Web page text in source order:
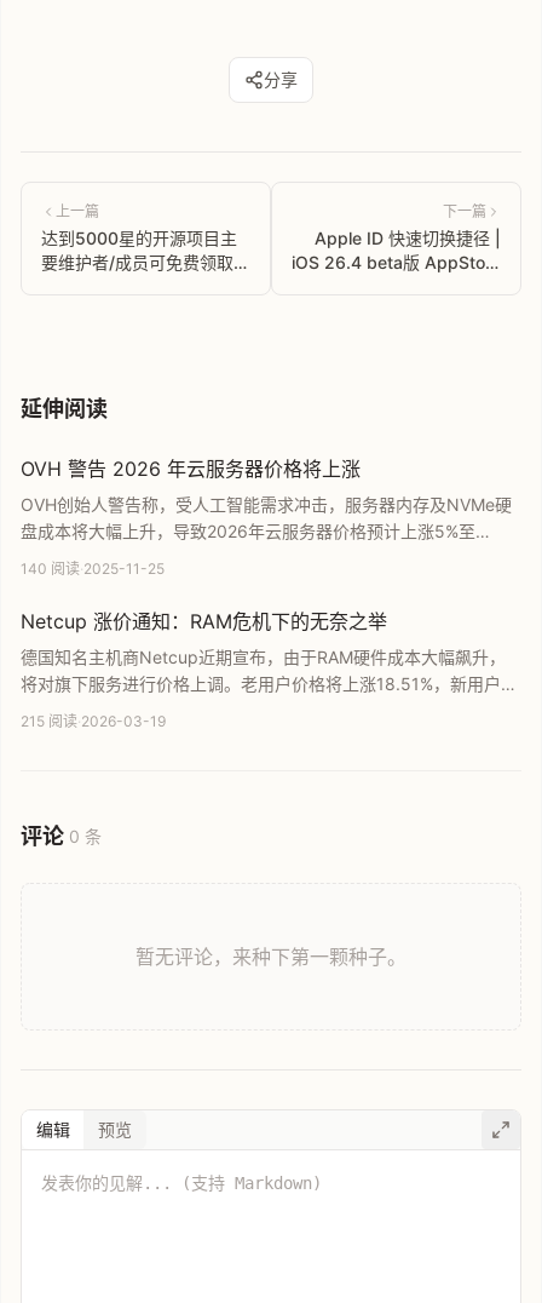
分享
上一篇
达到5000星的开源项目主
要维护者/成员可免费领取6
下一篇
Apple ID 快速切换捷径 |
iOS 26.4 beta版 AppStore
延伸阅读
OVH 警告 2026 年云服务器价格将上涨
OVH创始人警告称，受人工智能需求冲击，服务器内存及NVMe硬
盘成本将大幅上升，导致2026年云服务器价格预计上涨5%至
10%。文章深入解析了全球供应链向GPU相关芯片倾斜的现状，并
户提供重要预警与消费参考。
140 阅读·2025-11-25
Netcup 涨价通知：RAM危机下的无奈之举
德国知名主机商Netcup近期宣布，由于RAM硬件成本大幅飙升，
将对旗下服务进行价格上调。老用户价格将上涨18.51%，新用户则
上涨24.33%，新标准将于5月1日起正式生效。本文详细解析了此
215 阅读·2026-03-19
评论 0 条
暂无评论，来种下第一颗种子。
编辑 预览